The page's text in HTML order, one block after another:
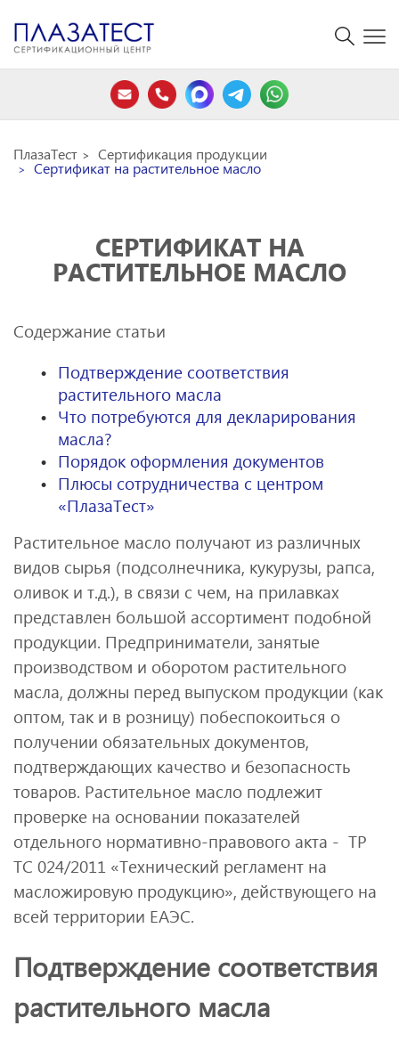
ПлазаТест Сертификация продукции
Сертификат на растительное масло
СЕРТИФИКАТ НА
РАСТИТЕЛЬНОЕ МАСЛО
Содержание статьи
Подтверждение соответствия
растительного масла
Что потребуются для декларирования
масла?
Порядок оформления документов
Плюсы сотрудничества с центром
«ПлазаТест»
Растительное масло получают из различных
видов сырья (подсолнечника, кукурузы, рапса,
оливок и т.д.), в связи с чем, на прилавках
представлен большой ассортимент подобной
продукции. Предприниматели, занятые
производством и оборотом растительного
масла, должны перед выпуском продукции (как
оптом, так и в розницу) побеспокоиться о
получении обязательных документов,
подтверждающих качество и безопасность
товаров. Растительное масло подлежит
проверке на основании показателей
отдельного нормативно-правового акта - ТР
ТС 024/2011 «Технический регламент на
масложировую продукцию», действующего на
всей территории ЕАЭС.
Подтверждение соответствия
растительного масла